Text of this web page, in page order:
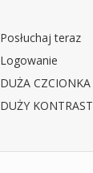
Posłuchaj teraz
Logowanie
DUŻA CZCIONKA
DUŻY KONTRAST